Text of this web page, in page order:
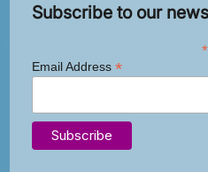
Subscribe to our
*
Email Address *